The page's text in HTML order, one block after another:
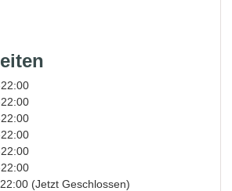
(Jetzt Geschlossen)